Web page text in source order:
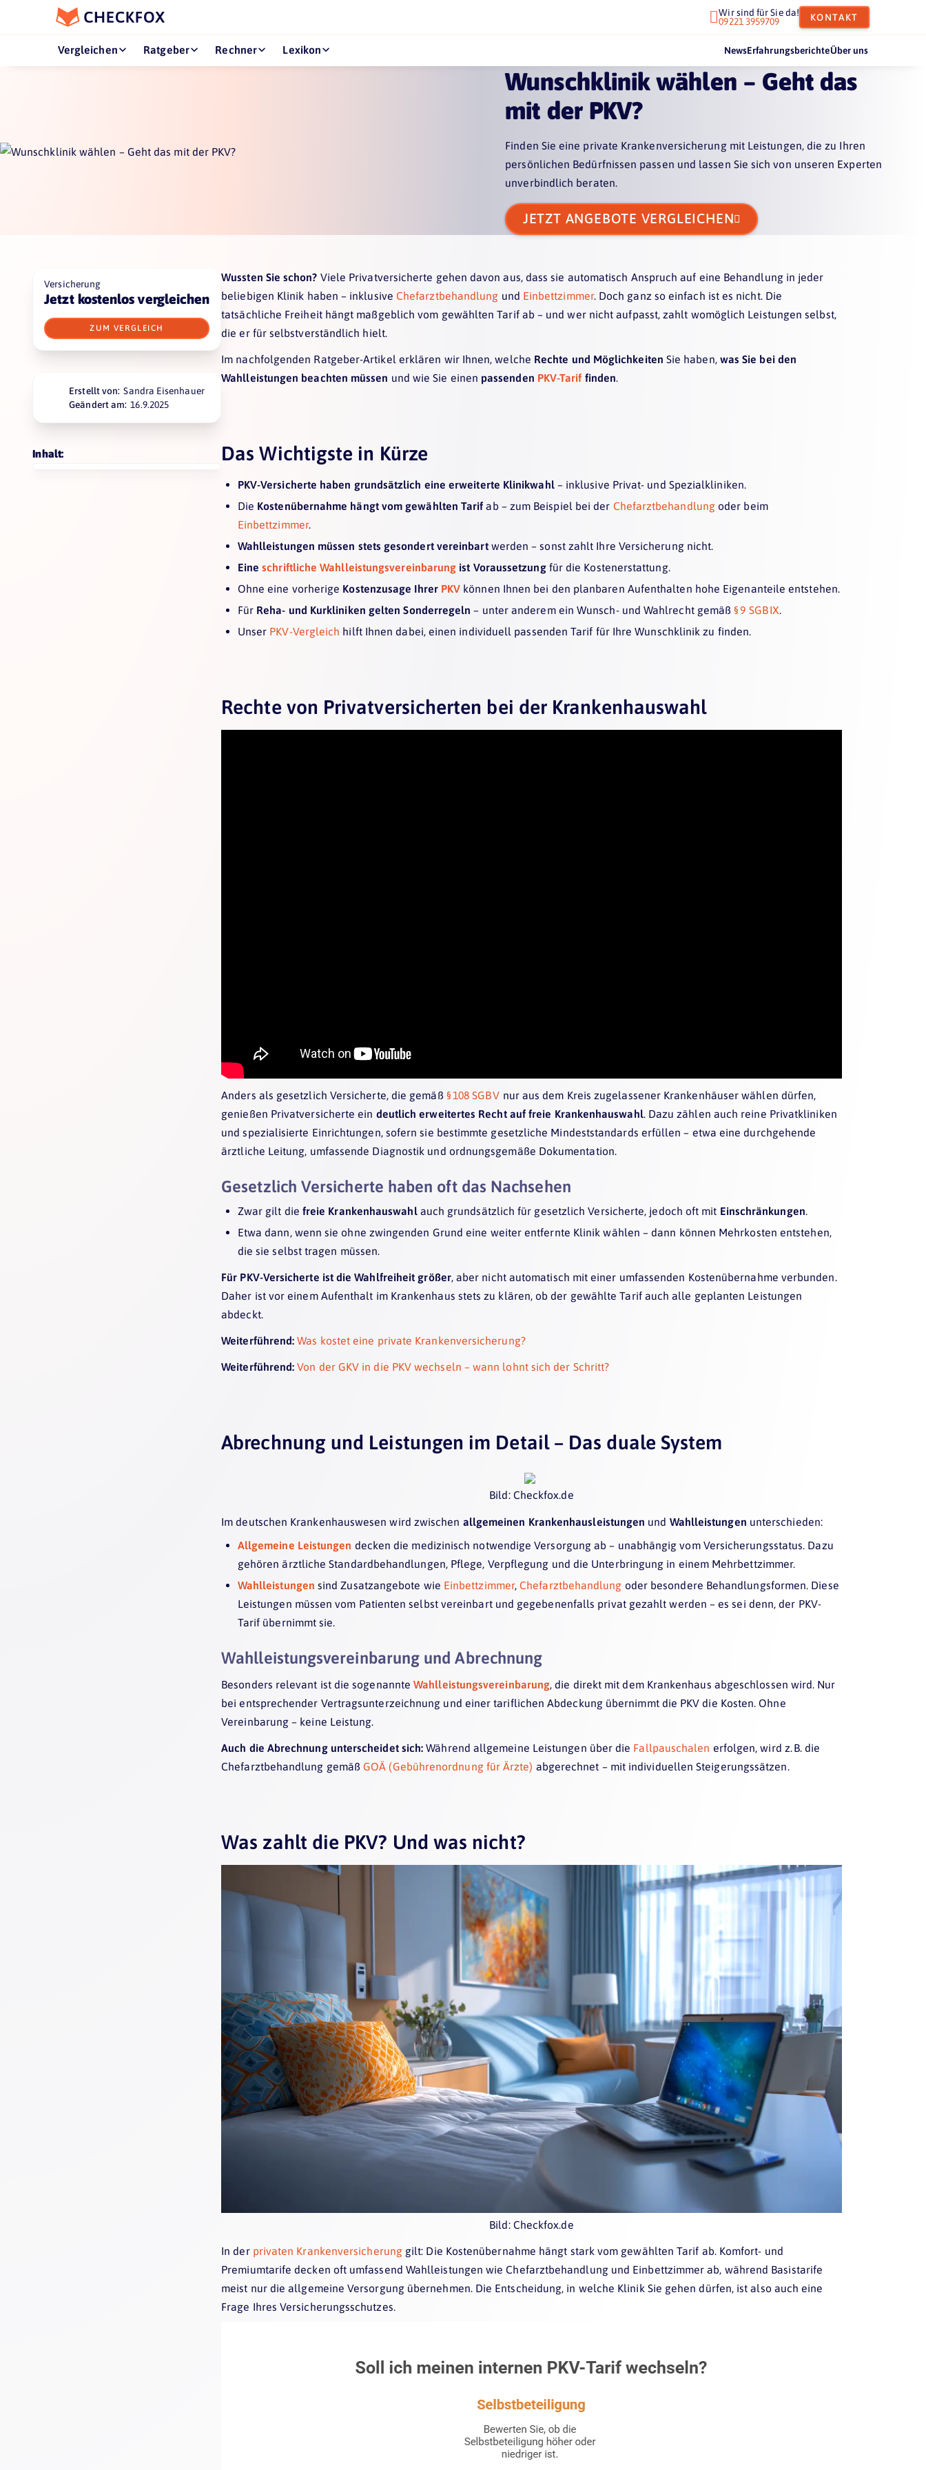
Wir sind für Sie da!
09221 3959709
KONTAKT
Vergleichen Ratgeber Rechner Lexikon NewsErfahrungsberichteÜber uns
Wunschklinik wählen – Geht das
mit der PKV?
Finden Sie eine private Krankenversicherung mit Leistungen, die zu Ihren
persönlichen Bedürfnissen passen und lassen Sie sich von unseren Experten
unverbindlich beraten.
JETZT ANGEBOTE VERGLEICHEN
Versicherung
Jetzt kostenlos vergleichen
ZUM VERGLEICH
Erstellt von: Sandra Eisenhauer
Geändert am: 16.9.2025
Inhalt:
Wussten Sie schon? Viele Privatversicherte gehen davon aus, dass sie automatisch Anspruch auf eine Behandlung in jeder
beliebigen Klinik haben – inklusive Chefarztbehandlung und Einbettzimmer. Doch ganz so einfach ist es nicht. Die
tatsächliche Freiheit hängt maßgeblich vom gewählten Tarif ab – und wer nicht aufpasst, zahlt womöglich Leistungen selbst,
die er für selbstverständlich hielt.
Im nachfolgenden Ratgeber-Artikel erklären wir Ihnen, welche Rechte und Möglichkeiten Sie haben, was Sie bei den
Wahlleistungen beachten müssen und wie Sie einen passenden PKV-Tarif finden.
Das Wichtigste in Kürze
PKV-Versicherte haben grundsätzlich eine erweiterte Klinikwahl– inklusive Privat- und Spezialkliniken.
Die Kostenübernahme hängt vom gewählten Tarif ab – zum Beispiel bei der Chefarztbehandlung oder beim
Einbettzimmer.
Wahlleistungen müssen stets gesondert vereinbartwerden – sonst zahlt Ihre Versicherung nicht.
Eineschriftliche Wahlleistungsvereinbarung ist Voraussetzungfür die Kostenerstattung.
Ohne eine vorherige Kostenzusage Ihrer PKV können Ihnen bei den planbaren Aufenthalten hohe Eigenanteile entstehen.
Für Reha- und Kurkliniken gelten Sonderregeln – unter anderem ein Wunsch- und Wahlrecht gemäß§ 9 SGB IX.
Unser PKV-Vergleich hilft Ihnen dabei, einen individuell passenden Tarif für Ihre Wunschklinik zu finden.
Rechte von Privatversicherten bei der Krankenhauswahl
Anders als gesetzlich Versicherte, die gemäß § 108 SGB V nur aus dem Kreis zugelassener Krankenhäuser wählen dürfen,
genießen Privatversicherte ein deutlich erweitertes Recht auf freie Krankenhauswahl. Dazu zählen auch reine Privatkliniken
und spezialisierte Einrichtungen, sofern sie bestimmte gesetzliche Mindeststandards erfüllen – etwa eine durchgehende
ärztliche Leitung, umfassende Diagnostik und ordnungsgemäße Dokumentation.
Gesetzlich Versicherte haben oft das Nachsehen
Zwar gilt die freie Krankenhauswahlauch grundsätzlich für gesetzlich Versicherte, jedoch oft mit Einschränkungen.
Etwa dann, wenn sie ohne zwingenden Grund eine weiter entfernte Klinik wählen – dann können Mehrkosten entstehen,
die sie selbst tragen müssen.
Für PKV-Versicherte ist die Wahlfreiheit größer, aber nicht automatisch mit einer umfassenden Kostenübernahme verbunden.
Daher ist vor einem Aufenthalt im Krankenhaus stets zu klären, ob der gewählte Tarif auch alle geplanten Leistungen
abdeckt.
Weiterführend: Was kostet eine private Krankenversicherung?
Weiterführend:Von der GKV in die PKV wechseln – wann lohnt sich der Schritt?
Abrechnung und Leistungen im Detail – Das duale System
Bild: Checkfox.de
Im deutschen Krankenhauswesen wird zwischen allgemeinen Krankenhausleistungen und Wahlleistungen unterschieden:
Allgemeine Leistungen decken die medizinisch notwendige Versorgung ab – unabhängig vom Versicherungsstatus. Dazu
gehören ärztliche Standardbehandlungen, Pflege, Verpflegung und die Unterbringung in einem Mehrbettzimmer.
Wahlleistungen sind Zusatzangebote wie Einbettzimmer, Chefarztbehandlung oder besondere Behandlungsformen. Diese
Leistungen müssen vom Patienten selbst vereinbart und gegebenenfalls privat gezahlt werden – es sei denn, der PKV-
Tarif übernimmt sie.
Wahlleistungsvereinbarung und Abrechnung
Besonders relevant ist die sogenannteWahlleistungsvereinbarung, die direkt mit dem Krankenhaus abgeschlossen wird. Nur
bei entsprechender Vertragsunterzeichnung und einer tariflichen Abdeckung übernimmt die PKV die Kosten. Ohne
Vereinbarung – keine Leistung.
Auch die Abrechnung unterscheidet sich:Während allgemeine Leistungen über die Fallpauschalen erfolgen, wird z. B. die
Chefarztbehandlung gemäß GOÄ (Gebührenordnung für Ärzte) abgerechnet – mit individuellen Steigerungssätzen.
Was zahlt die PKV? Und was nicht?
Bild: Checkfox.de
In der privaten Krankenversicherunggilt: Die Kostenübernahme hängt stark vom gewählten Tarif ab. Komfort- und
Premiumtarife decken oft umfassend Wahlleistungen wie Chefarztbehandlung und Einbettzimmer ab, während Basistarife
meist nur die allgemeine Versorgung übernehmen. Die Entscheidung, in welche Klinik Sie gehen dürfen, ist also auch eine
Frage Ihres Versicherungsschutzes.